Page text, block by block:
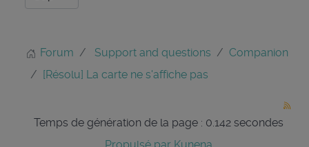
Forum Support and questions
Companion
[Résolu] La carte ne s'affiche pas
Temps de génération de la page : 0.142 secondes